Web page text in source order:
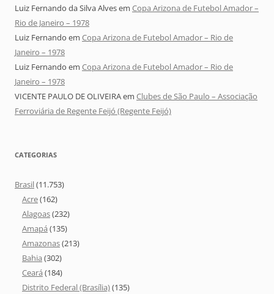
Luiz Fernando da Silva Alvesem Copa Arizona de Futebol Amador –
Rio de Janeiro – 1978
Luiz Fernando em Copa Arizona de Futebol Amador – Rio de
Janeiro – 1978
Luiz Fernando em Copa Arizona de Futebol Amador – Rio de
Janeiro – 1978
VICENTE PAULO DE OLIVEIRAem Clubes de São Paulo – Associação
Ferroviária de Regente Feijó (Regente Feijó)
CATEGORIAS
Brasil(11.753)
Acre(162)
Alagoas(232)
Amapá (135)
Amazonas(213)
Bahia (302)
Ceará (184)
Distrito Federal (Brasília)(135)